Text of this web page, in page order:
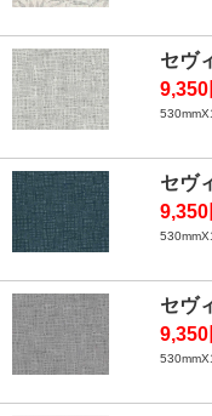
セヴ
9,350
セヴ
9,350
セヴ
9,350